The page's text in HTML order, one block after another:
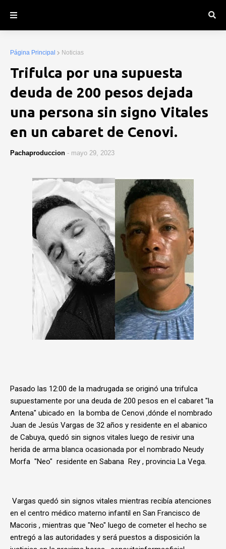
Página Principal Noticias
Trifulca por una supuesta
deuda de 200 pesos dejada
una persona sin signo Vitales
en un cabaret de Cenovi.
Pachaproduccion - mayo 29, 2023
Pasado las 12:00 de la madrugada se originó una trifulca
supuestamente por una deuda de 200 pesos en el cabaret "la
Antena" ubicado en la bomba de Cenovi ,dónde el nombrado
Juan de Jesús Vargas de 32 años y residente en el abanico
de Cabuya, quedó sin signos vitales luego de resivir una
herida de arma blanca ocasionada por el nombrado Neudy
Morfa "Neo" residente en Sabana Rey , provincia La Vega.
Vargas quedó sin signos vitales mientras recibía atenciones
en el centro médico materno infantil en San Francisco de
Macoris , mientras que "Neo" luego de cometer el hecho se
entregó a las autoridades y será puestos a disposición la